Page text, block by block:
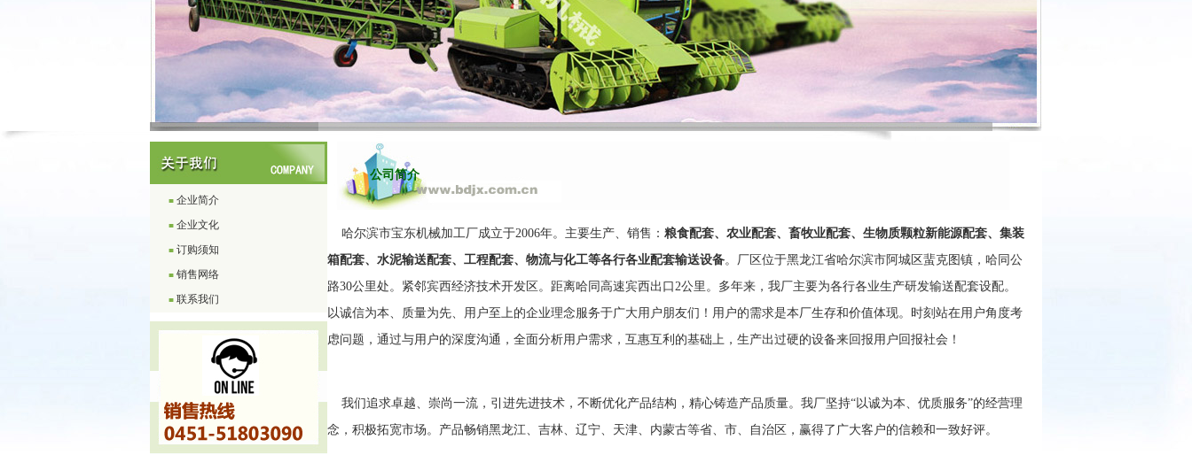
■ 企业简介
■ 企业文化
■ 订购须知
■ 销售网络
■ 联系我们
公司简介
哈尔滨市宝东机械加工厂成立于2006年。主要生产、销售： 粮食配套、农业配套、畜牧业配套、生物质颗粒新能源配套、集装
箱配套、水泥输送配套、工程配套、物流与化工等各行各业配套输送设备。厂区位于黑龙江省哈尔滨市阿城区蜚克图镇，哈同公
路30公里处。紧邻宾西经济技术开发区。距离哈同高速宾西出口2公里。多年来，我厂主要为各行各业生产研发输送配套设配。
以诚信为本、质量为先、用户至上的企业理念服务于广大用户朋友们！用户的需求是本厂生存和价值体现。时刻站在用户角度考
虑问题，通过与用户的深度沟通，全面分析用户需求，互惠互利的基础上，生产出过硬的设备来回报用户回报社会！
我们追求卓越、崇尚一流，引进先进技术，不断优化产品结构，精心铸造产品质量。我厂坚持“以诚为本、优质服务”的经营理
念，积极拓宽市场。产品畅销黑龙江、吉林、辽宁、天津、内蒙古等省、市、自治区，赢得了广大客户的信赖和一致好评。